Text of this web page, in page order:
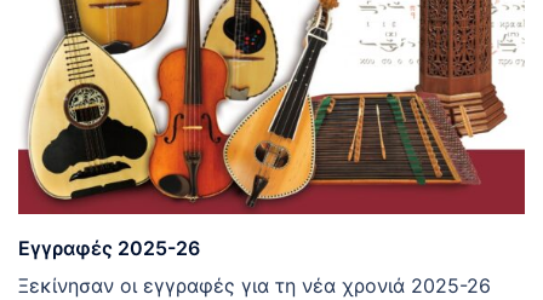
Εγγραφές 2025-26
Ξεκίνησαν οι εγγραφές για τη νέα χρονιά 2025-26